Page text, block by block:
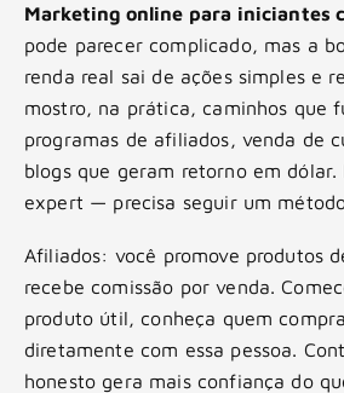
Marketing online para iniciantes
pode parecer complicado, mas a
renda real sai de ações simples e
mostro, na prática, caminhos que
programas de afiliados, venda de
blogs que geram retorno em dólar.
expert — precisa seguir um
Afiliados: você promove produtos
recebe comissão por venda.
produto útil, conheça quem
diretamente com essa pessoa.
honesto gera mais confiança do